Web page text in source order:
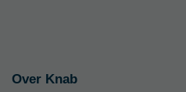
Over Knab